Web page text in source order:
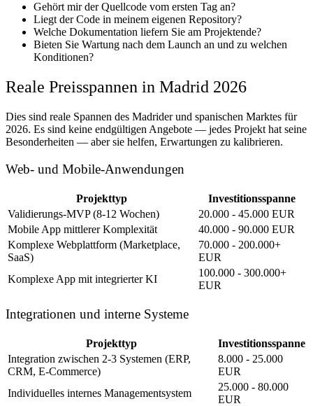
Gehört mir der Quellcode vom ersten Tag an?
Liegt der Code in meinem eigenen Repository?
Welche Dokumentation liefern Sie am Projektende?
Bieten Sie Wartung nach dem Launch an und zu welchen
Konditionen?
Reale Preisspannen in Madrid 2026
Dies sind reale Spannen des Madrider und spanischen Marktes für
2026. Es sind keine endgültigen Angebote — jedes Projekt hat seine
Besonderheiten — aber sie helfen, Erwartungen zu kalibrieren.
Web- und Mobile-Anwendungen
Projekttyp
Investitionsspanne
Validierungs-MVP (8-12 Wochen)
20.000 - 45.000 EUR
Mobile App mittlerer Komplexität
40.000 - 90.000 EUR
Komplexe Webplattform (Marketplace,
SaaS)
70.000 - 200.000+
EUR
Komplexe App mit integrierter KI
100.000 - 300.000+
EUR
Integrationen und interne Systeme
Projekttyp
Investitionsspanne
Integration zwischen 2-3 Systemen (ERP,
CRM, E-Commerce)
8.000 - 25.000
EUR
Individuelles internes Managementsystem
25.000 - 80.000
EUR